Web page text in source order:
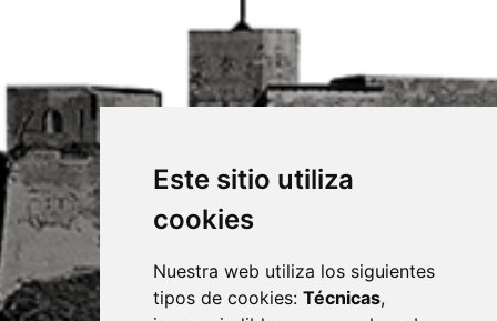
Este sitio utiliza
cookies
Nuestra web utiliza los siguientes
tipos de cookies: Técnicas,